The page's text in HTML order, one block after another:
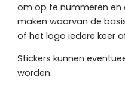
om op te nummeren en
maken waarvan de
of het logo iedere keer
Stickers kunnen
worden.